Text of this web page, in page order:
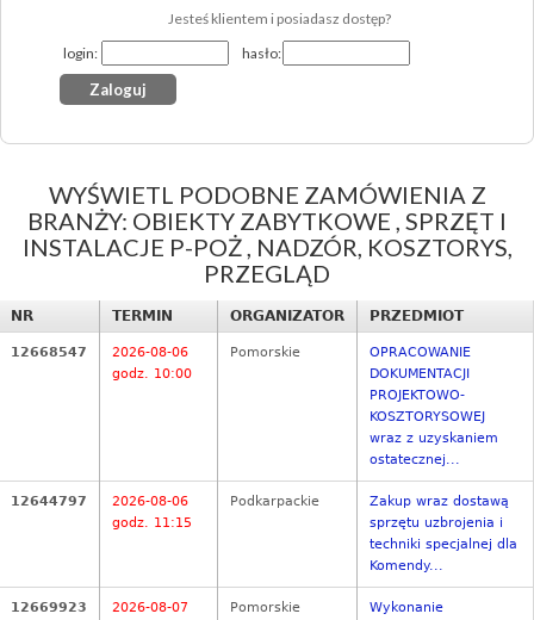
Jesteś klientem i posiadasz dostęp?
login:
hasło:
WYŚWIETL PODOBNE ZAMÓWIENIA Z
BRANŻY: OBIEKTY ZABYTKOWE , SPRZĘT I
INSTALACJE P-POŻ , NADZÓR, KOSZTORYS,
PRZEGLĄD
NR TERMIN ORGANIZATOR PRZEDMIOT
12668547
2026-08-06
godz. 10:00
Pomorskie
OPRACOWANIE
DOKUMENTACJI
PROJEKTOWO-
KOSZTORYSOWEJ
wraz z uzyskaniem
ostatecznej...
12644797
2026-08-06
godz. 11:15
Podkarpackie
Zakup wraz dostawą
sprzętu uzbrojenia i
techniki specjalnej dla
Komendy...
12669923
2026-08-07
Pomorskie
Wykonanie